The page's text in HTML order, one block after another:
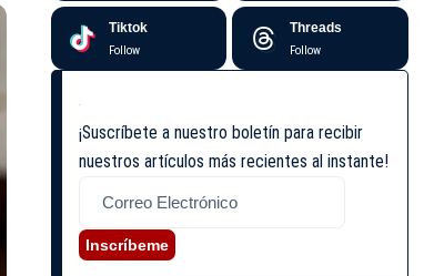
Tiktok
Follow
Threads
Follow
¡Suscríbete a nuestro boletín para recibir
nuestros artículos más recientes al instante!
Inscríbeme